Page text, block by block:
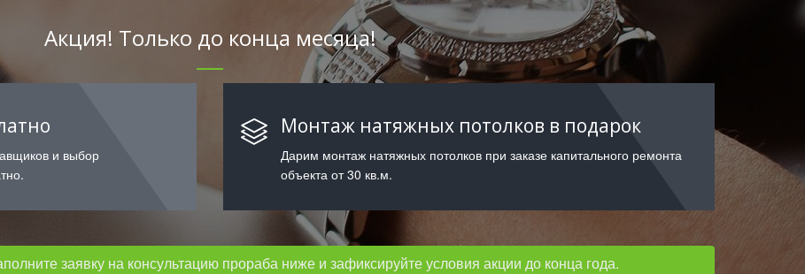
Акция! Только до конца месяца!
и выбор
Монтаж натяжных потолков в подарок
Дарим монтаж натяжных потолков при заказе капитального ремонта
объекта от 30 кв.м.
заявку на консультацию прораба ниже и зафиксируйте условия акции до конца года.